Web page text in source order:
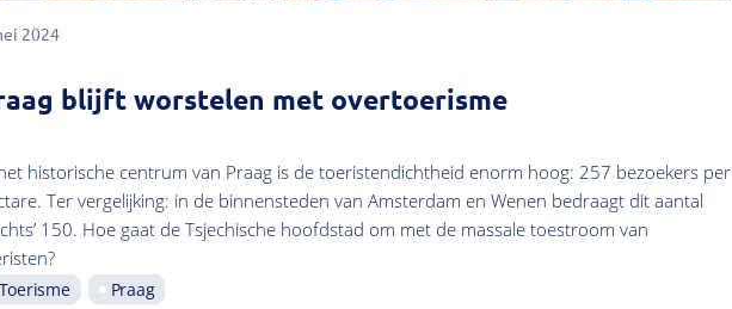
2024
blijft worstelen met overtoerisme
historische centrum van Praag is de toeristendichtheid enorm hoog: 257 bezoekers per
Ter vergelijking: in de binnensteden van Amsterdam en Wenen bedraagt dit aantal
150. Hoe gaat de Tsjechische hoofdstad om met de massale toestroom van
Toerisme Praag